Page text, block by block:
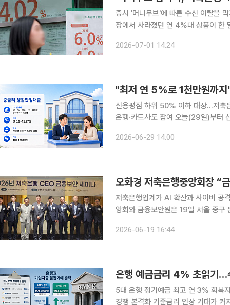
증시 '머니무브'에 따른 수신 이탈을
장에서 사라졌던 연 4%대 상품이 한
행의 1년 만기 정기예금 평균 금리는
2026-07-01 14:24
"최저 연 5%로 1천만원까지
신용평점 하위 50% 이하 대상…저
은행·카드사도 참여 오늘(29일)부터 신용평점 하위 50% 이하 중·저신용자를 위한 '중금리 생활안
회는 이날 김진홍 금융산업국장이 금
2026-06-29 14:00
오화경 저축은행중앙회장 “
저축은행업계가 AI 확산과 사이버 공격 고
앙회와 금융보안원은 19일 서울 중구
해 사례를 공유하기 위해 마련됐다.
2026-06-19 16:44
은행 예금금리 4% 초읽기…
5대 은행 정기예금 최고 연 3% 회복
경쟁 본격화 기준금리 인상 기대가 커지면서 시중은행 예금금리가 다시 오름세를 타고 있다. 은행채